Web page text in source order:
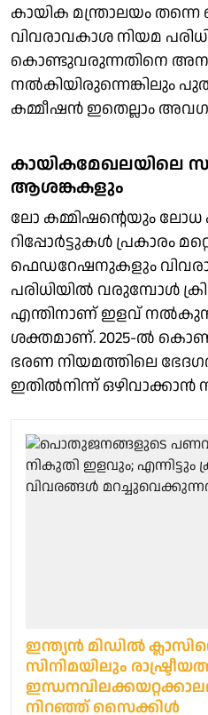
കായിക മന്ത്രാലയം
വിവരാവകാശ നിയമ
കൊണ്ടുവരുന്നതിനെ
നല്‍കിയിരുന്നെങ്കിലും
കമ്മീഷന്‍ ഇതെല്ലാം
കായികമേഖലയിലെ
ആശങ്കകളും
ലോ കമ്മിഷന്റെയും ലോധ
റിപ്പോര്‍ട്ടുകള്‍ പ്രകാരം
ഫെഡറേഷനുകളും
പരിധിയില്‍ വരുമ്പോള്‍
എന്തിനാണ് ഇളവ്
ശക്തമാണ്. 2025-ല്‍
ഭരണ നിയമത്തിലെ
ഇതില്‍നിന്ന് ഒഴിവാക്കാന്‍
ഇന്ത്യൻ മിഡിൽ
സിനിമയിലും
നിറഞ്ഞ് സൈക്കിൾ